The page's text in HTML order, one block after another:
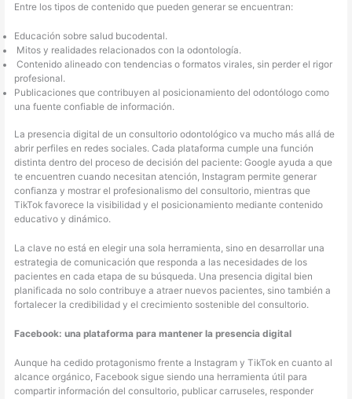
Entre los tipos de contenido que pueden generar se encuentran:
Educación sobre salud bucodental.
Mitos y realidades relacionados con la odontología.
Contenido alineado con tendencias o formatos virales, sin perder el rigor
profesional.
Publicaciones que contribuyen al posicionamiento del odontólogo como
una fuente confiable de información.
La presencia digital de un consultorio odontológico va mucho más allá de
abrir perfiles en redes sociales. Cada plataforma cumple una función
distinta dentro del proceso de decisión del paciente: Google ayuda a que
te encuentren cuando necesitan atención, Instagram permite generar
confianza y mostrar el profesionalismo del consultorio, mientras que
TikTok favorece la visibilidad y el posicionamiento mediante contenido
educativo y dinámico.
La clave no está en elegir una sola herramienta, sino en desarrollar una
estrategia de comunicación que responda a las necesidades de los
pacientes en cada etapa de su búsqueda. Una presencia digital bien
planificada no solo contribuye a atraer nuevos pacientes, sino también a
fortalecer la credibilidad y el crecimiento sostenible del consultorio.
Facebook: una plataforma para mantener la presencia digital
Aunque ha cedido protagonismo frente a Instagram y TikTok en cuanto al
alcance orgánico, Facebook sigue siendo una herramienta útil para
compartir información del consultorio, publicar carruseles, responder